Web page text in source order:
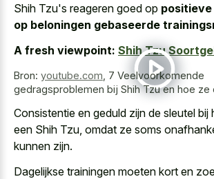
Shih Tzu's reageren goed op
op beloningen gebaseerde
A fresh viewpoint: Shih Tzu
Bron: youtube.com 7 Veelvoorkomende
gedragsproblemen bij Shih Tzu en hoe ze
Consistentie en geduld zijn de sleutel bij
een Shih Tzu, omdat ze soms
kunnen zijn.
Dagelijkse trainingen moeten kort en